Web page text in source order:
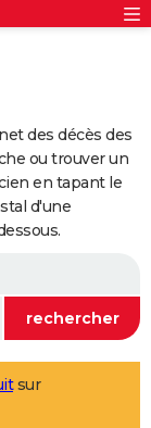
des décès des
ou trouver un
en tapant le
d'une
sur